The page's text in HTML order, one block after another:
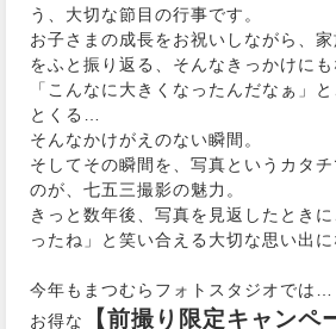
う、大切な節目の行事です。
お子さまの成長をお祝いしながら、
をふと振り返る、そんなきっかけにも
「こんなに大きくなったんだなぁ」
とくる…
そんなかけがえのない瞬間。
そしてその瞬間を、写真というカタ
のが、七五三撮影の魅力。
きっと数年後、写真を見返したとき
ったね」と笑い合える大切な思い出に
今年もまつむらフォトスタジオでは…
お得な
【前撮り限定キャンペ